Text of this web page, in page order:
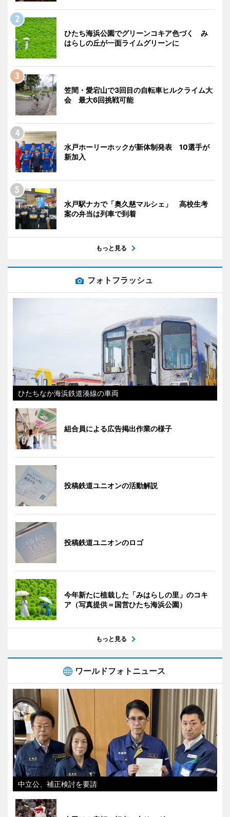
ひたち海浜公園でグリーンコキア色づく み
はらしの丘が一面ライムグリーンに
笠間・愛宕山で3回目の自転車ヒルクライム大
会 最大6回挑戦可能
水戸ホーリーホックが新体制発表 10選手が
新加入
水戸駅ナカで「奥久慈マルシェ」 高校生考
案の弁当は列車で到着
もっと見る
フォトフラッシュ
ひたちなか海浜鉄道湊線の車両
組合員による広告掲出作業の様子
投稿鉄道ユニオンの活動解説
投稿鉄道ユニオンのロゴ
今年新たに植栽した「みはらしの里」のコキ
ア（写真提供＝国営ひたち海浜公園）
もっと見る
ワールドフォトニュース
中立公、補正検討を要請